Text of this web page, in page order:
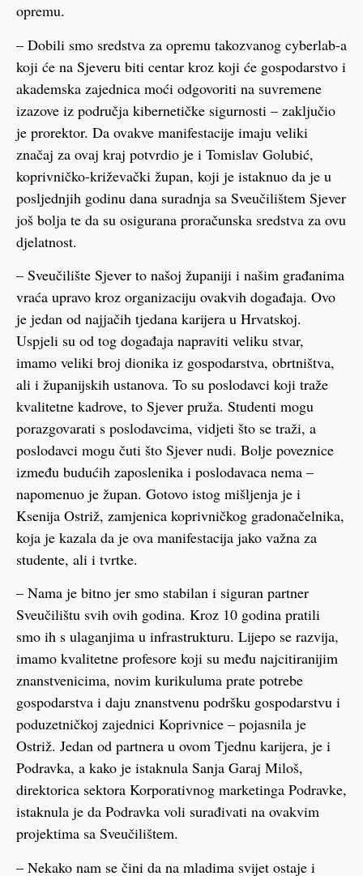
opremu.
– Dobili smo sredstva za opremu takozvanog cyberlab-a
koji će na Sjeveru biti centar kroz koji će gospodarstvo i
akademska zajednica moći odgovoriti na suvremene
izazove iz područja kibernetičke sigurnosti – zaključio
je prorektor. Da ovakve manifestacije imaju veliki
značaj za ovaj kraj potvrdio je i Tomislav Golubić,
koprivničko-križevački župan, koji je istaknuo da je u
posljednjih godinu dana suradnja sa Sveučilištem Sjever
još bolja te da su osigurana proračunska sredstva za ovu
djelatnost.
– Sveučilište Sjever to našoj županiji i našim građanima
vraća upravo kroz organizaciju ovakvih događaja. Ovo
je jedan od najjačih tjedana karijera u Hrvatskoj.
Uspjeli su od tog događaja napraviti veliku stvar,
imamo veliki broj dionika iz gospodarstva, obrtništva,
ali i županijskih ustanova. To su poslodavci koji traže
kvalitetne kadrove, to Sjever pruža. Studenti mogu
porazgovarati s poslodavcima, vidjeti što se traži, a
poslodavci mogu čuti što Sjever nudi. Bolje poveznice
između budućih zaposlenika i poslodavaca nema –
napomenuo je župan. Gotovo istog mišljenja je i
Ksenija Ostriž, zamjenica koprivničkog gradonačelnika,
koja je kazala da je ova manifestacija jako važna za
studente, ali i tvrtke.
– Nama je bitno jer smo stabilan i siguran partner
Sveučilištu svih ovih godina. Kroz 10 godina pratili
smo ih s ulaganjima u infrastrukturu. Lijepo se razvija,
imamo kvalitetne profesore koji su među najcitiranijim
znanstvenicima, novim kurikuluma prate potrebe
gospodarstva i daju znanstvenu podršku gospodarstvu i
poduzetničkoj zajednici Koprivnice – pojasnila je
Ostriž. Jedan od partnera u ovom Tjednu karijera, je i
Podravka, a kako je istaknula Sanja Garaj Miloš,
direktorica sektora Korporativnog marketinga Podravke,
istaknula je da Podravka voli surađivati na ovakvim
projektima sa Sveučilištem.
– Nekako nam se čini da na mladima svijet ostaje i